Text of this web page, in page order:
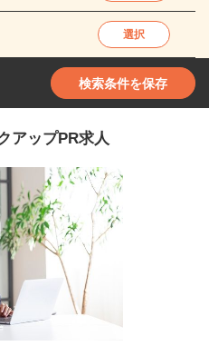
選択
検索条件を保存
アップPR求人